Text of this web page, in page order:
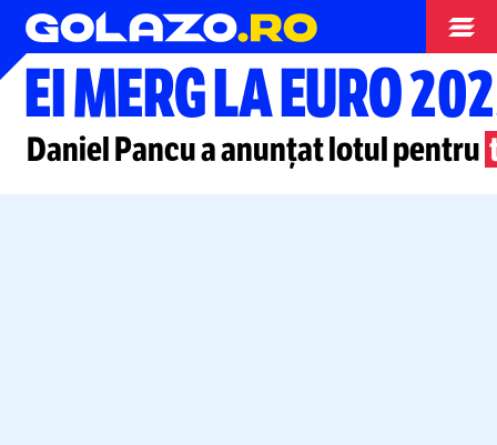
Nationala
EI MERG LA EURO
Daniel Pancu a anunțat lotul pentru